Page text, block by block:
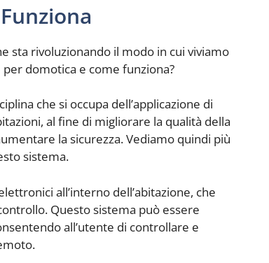
sta rivoluzionando il modo in cui viviamo
domotica e come funziona?
che si occupa dell’applicazione di
al fine di migliorare la qualità della
la sicurezza. Vediamo quindi più
sistema.
all’interno dell’abitazione, che
Questo sistema può essere
all’utente di controllare e